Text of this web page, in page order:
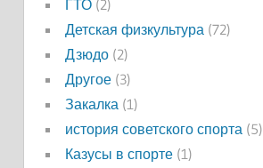
ГТО(2)
Детская физкультура (72)
Дзюдо(2)
Другое(3)
Закалка (1)
история советского спорта (5)
Казусы в спорте(1)